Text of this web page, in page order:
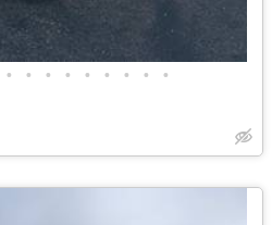
• • • • • • • • •